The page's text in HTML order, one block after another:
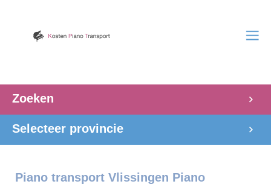
Zoeken
Selecteer provincie
Piano transport Vlissingen Piano